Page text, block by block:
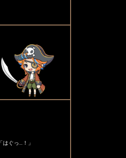
「はぐっ…！」